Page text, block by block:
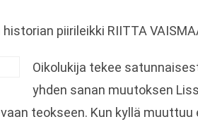
piirileikki RIITTA
Oikolukija tekee
yhden sanan muutoksen
teokseen. Kun kyllä